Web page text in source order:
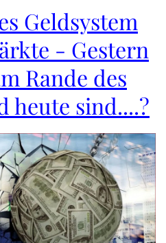
Geldsystem
- Gestern
Rande des
heute sind....?